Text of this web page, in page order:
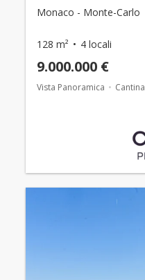
Monaco - Monte-Carlo
128 m² 4 locali
9.000.000 €
Vista Panoramica Cantina